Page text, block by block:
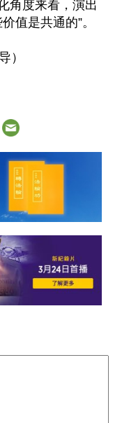
角度来看，演出
值是共通的”。
）